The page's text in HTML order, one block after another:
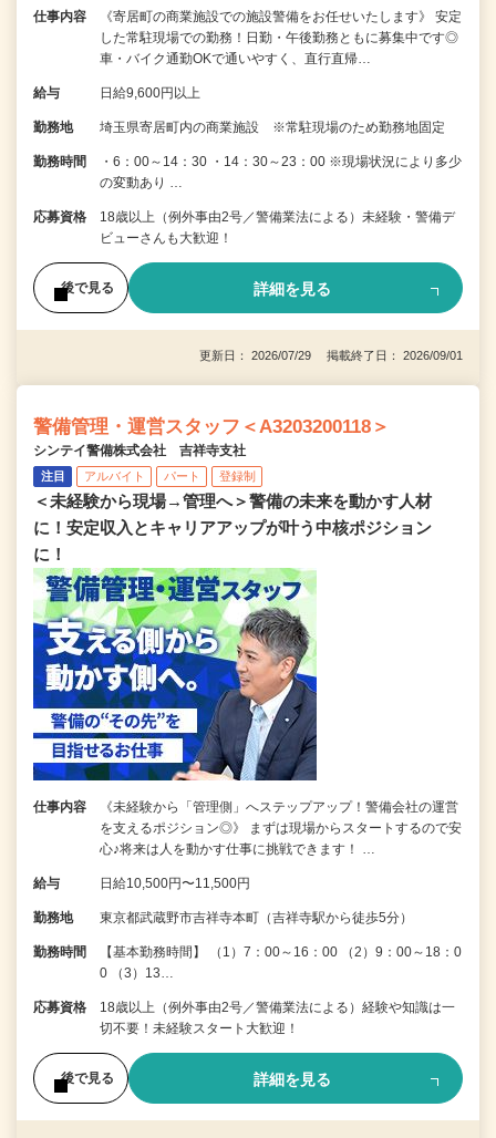
仕事内容
《寄居町の商業施設での施設警備をお任せいたします》 安定
した常駐現場での勤務！日勤・午後勤務ともに募集中です◎
車・バイク通勤OKで通いやすく、直行直帰…
給与 日給9,600円以上
勤務地 埼玉県寄居町内の商業施設 ※常駐現場のため勤務地固定
勤務時間
・6：00～14：30 ・14：30～23：00 ※現場状況により多少
の変動あり …
応募資格
18歳以上（例外事由2号／警備業法による）未経験・警備デ
ビューさんも大歓迎！
後で見る 詳細を見る
更新日： 2026/07/29 掲載終了日： 2026/09/01
警備管理・運営スタッフ＜A3203200118＞
シンテイ警備株式会社 吉祥寺支社
注目 アルバイト パート 登録制
＜未経験から現場→管理へ＞警備の未来を動かす人材
に！安定収入とキャリアアップが叶う中核ポジション
に！
仕事内容
《未経験から「管理側」へステップアップ！警備会社の運営
を支えるポジション◎》 まずは現場からスタートするので安
心♪将来は人を動かす仕事に挑戦できます！ …
給与 日給10,500円〜11,500円
勤務地 東京都武蔵野市吉祥寺本町（吉祥寺駅から徒歩5分）
勤務時間
【基本勤務時間】 （1）7：00～16：00 （2）9：00～18：0
0 （3）13…
応募資格
18歳以上（例外事由2号／警備業法による）経験や知識は一
切不要！未経験スタート大歓迎！
後で見る 詳細を見る